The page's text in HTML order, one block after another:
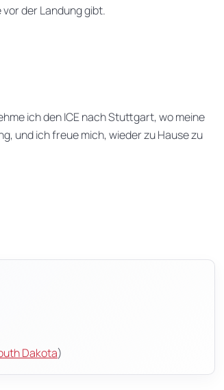
der Landung gibt.
ich den ICE nach Stuttgart, wo meine
und ich freue mich, wieder zu Hause zu
Dakota)